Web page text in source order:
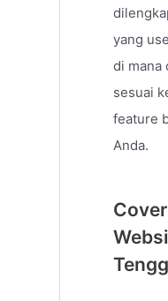
yang
di mana
sesuai
feature
Anda.